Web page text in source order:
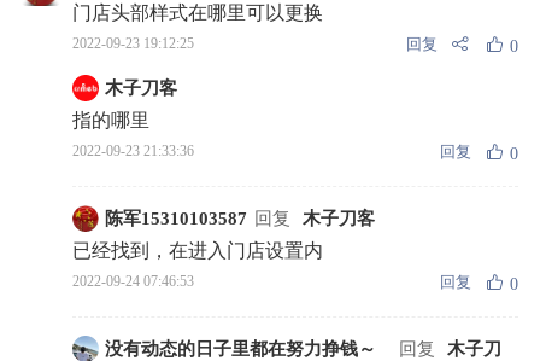
门店头部样式在哪里可以更换
2022-09-23 19:12:25 回复 0
木子刀客
指的哪里
2022-09-23 21:33:36 回复 0
陈军15310103587 回复 木子刀客
已经找到，在进入门店设置内
2022-09-24 07:46:53 回复 0
没有动态的日子里都在努力挣钱～
回复
木子刀